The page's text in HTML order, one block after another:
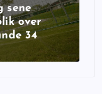
sene
over
34